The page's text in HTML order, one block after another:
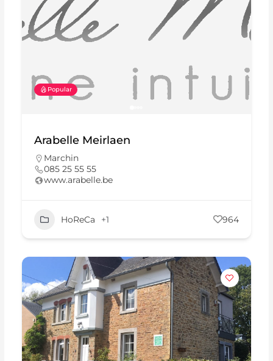
Popular
Arabelle Meirlaen
Marchin
085 25 55 55
www.arabelle.be
HoReCa +1 964